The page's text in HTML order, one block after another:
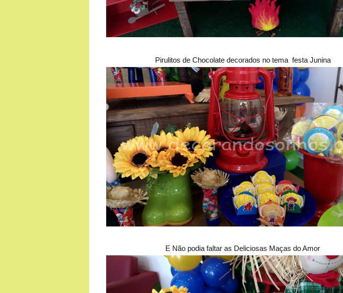
Pirulitos de Chocolate decorados no tema festa Junina
E Não podia faltar as Deliciosas Maças do Amor